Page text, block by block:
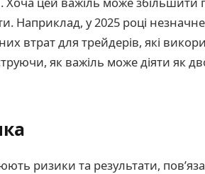
Наприклад, у 2025 році
втрат для трейдерів, які
як важіль може діяти як
ризики та результати,